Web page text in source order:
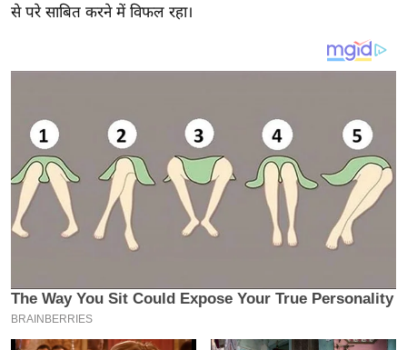
रा
खे
ल
क्रि
के
ट
P
L
2
से परे साबित करने में विफल रहा।